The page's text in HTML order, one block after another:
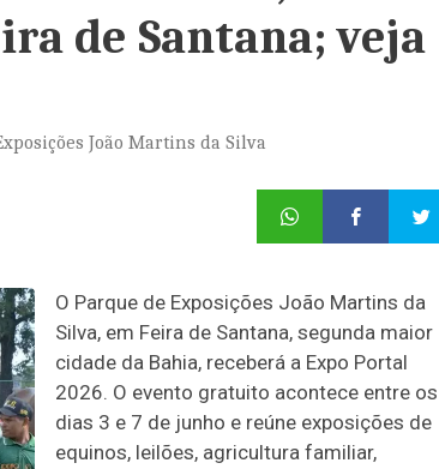
de Santana; veja
João Martins da Silva
O Parque de Exposições João Martins da
Silva, em Feira de Santana, segunda maior
cidade da Bahia, receberá a Expo Portal
2026. O evento gratuito acontece entre os
dias 3 e 7 de junho e reúne exposições de
equinos, leilões, agricultura familiar,